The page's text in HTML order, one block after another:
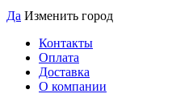
Да Изменить город
Контакты
Оплата
Доставка
О компании